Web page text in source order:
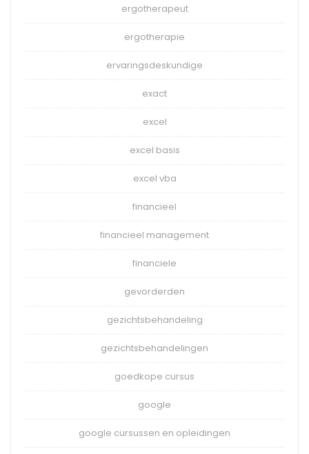
ergotherapeut
ergotherapie
ervaringsdeskundige
exact
excel
excel basis
excel vba
financieel
financieel management
financiele
gevorderden
gezichtsbehandeling
gezichtsbehandelingen
goedkope cursus
google
google cursussen en opleidingen